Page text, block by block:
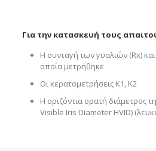
Για την κατασκευή τους
Η συνταγή των γυαλιών (Rx)
οποία μετρήθηκε
Οι κερατομετρήσεις K1, K2
Η οριζόντια ορατή διάμετρος
Visible Iris Diameter HVID)